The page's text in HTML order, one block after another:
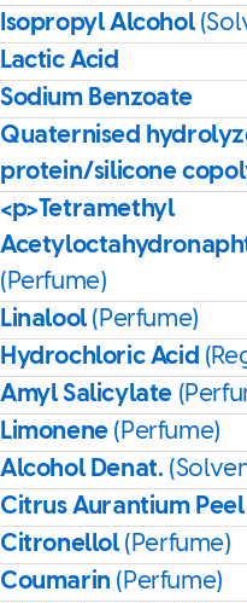
Isopropyl Alcohol
Lactic Acid
Sodium Benzoate
Quaternised
protein/silicone
<p>Tetramethyl
(Perfume)
Linalool(Perfume)
Hydrochloric Acid
Amyl Salicylate
Limonene (Perfume)
Alcohol Denat.
Citrus Aurantium
Citronellol(Perfume)
Coumarin (Perfume)